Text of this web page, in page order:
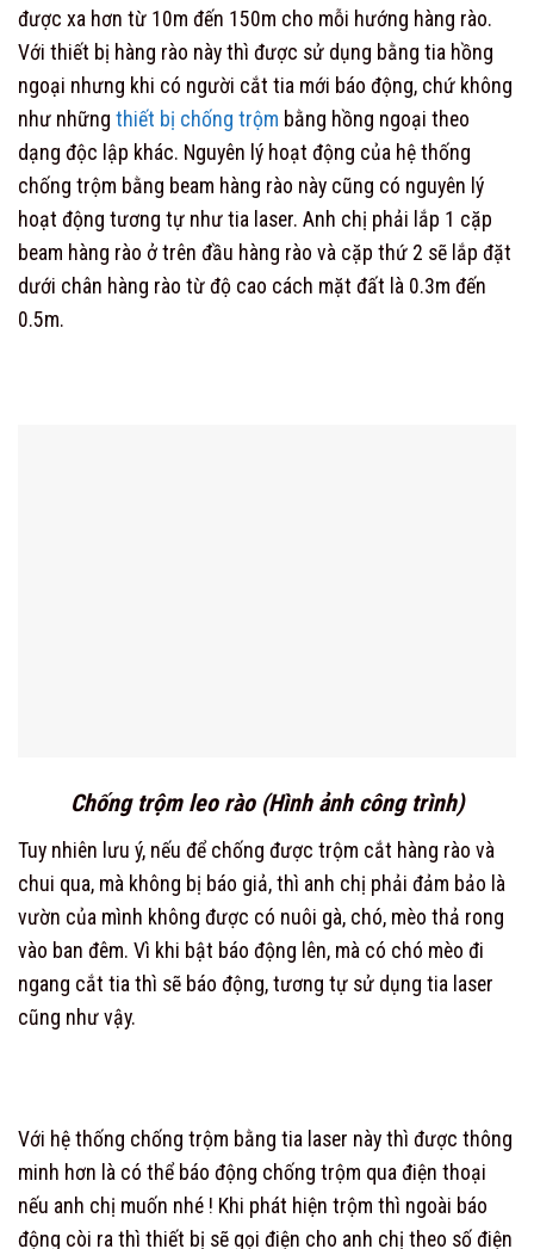
được xa hơn từ 10m đến 150m cho mỗi hướng hàng rào.
Với thiết bị hàng rào này thì được sử dụng bằng tia hồng
ngoại nhưng khi có người cắt tia mới báo động, chứ không
như những thiết bị chống trộm bằng hồng ngoại theo
dạng độc lập khác. Nguyên lý hoạt động của hệ thống
chống trộm bằng beam hàng rào này cũng có nguyên lý
hoạt động tương tự như tia laser. Anh chị phải lắp 1 cặp
beam hàng rào ở trên đầu hàng rào và cặp thứ 2 sẽ lắp đặt
dưới chân hàng rào từ độ cao cách mặt đất là 0.3m đến
0.5m.
Chống trộm leo rào (Hình ảnh công trình)
Tuy nhiên lưu ý, nếu để chống được trộm cắt hàng rào và
chui qua, mà không bị báo giả, thì anh chị phải đảm bảo là
vườn của mình không được có nuôi gà, chó, mèo thả rong
vào ban đêm. Vì khi bật báo động lên, mà có chó mèo đi
ngang cắt tia thì sẽ báo động, tương tự sử dụng tia laser
cũng như vậy.
Với hệ thống chống trộm bằng tia laser này thì được thông
minh hơn là có thể báo động chống trộm qua điện thoại
nếu anh chị muốn nhé ! Khi phát hiện trộm thì ngoài báo
động còi ra thì thiết bị sẽ gọi điện cho anh chị theo số điện